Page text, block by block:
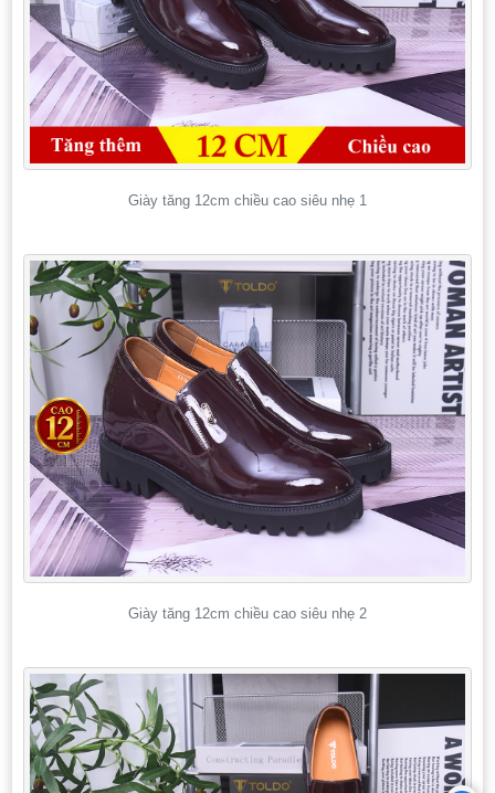
Giày tăng 12cm chiều cao siêu nhẹ 1
Giày tăng 12cm chiều cao siêu nhẹ 2